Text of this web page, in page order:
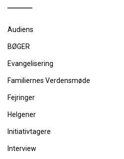
Audiens
BØGER
Evangelisering
Familiernes Verdensmøde
Fejringer
Helgener
Initiativtagere
Interview